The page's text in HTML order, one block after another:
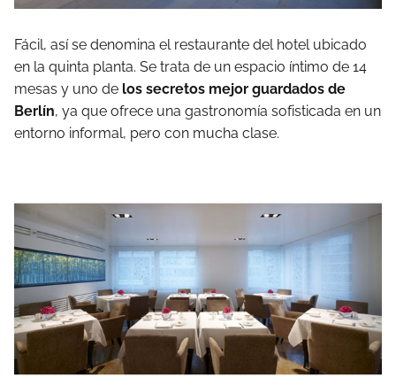
Fácil, así se denomina el restaurante del hotel ubicado
en la quinta planta. Se trata de un espacio íntimo de 14
mesas y uno de los secretos mejor guardados de
Berlín, ya que ofrece una gastronomía sofisticada en un
entorno informal, pero con mucha clase.